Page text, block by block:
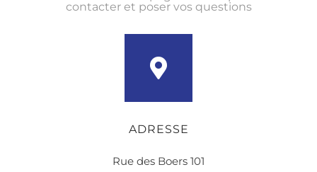
contacter et poser vos questions
ADRESSE
Rue des Boers 101